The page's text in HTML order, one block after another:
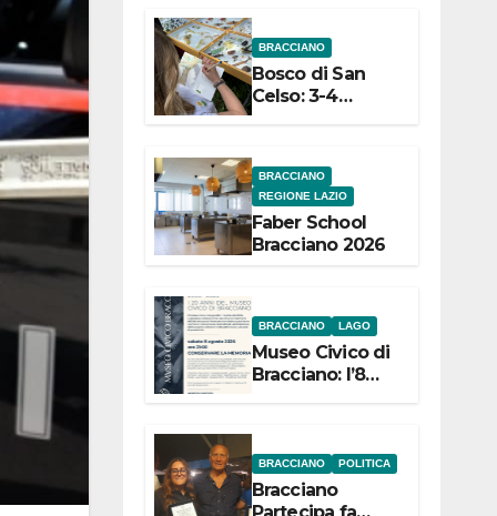
dell’Etruria
Meridionale
BRACCIANO
Bosco di San
Celso: 3-4
settembre
Festival “Storie
in cielo e in
terra”
BRACCIANO
REGIONE LAZIO
Faber School
Bracciano 2026
BRACCIANO LAGO
Museo Civico di
Bracciano: l’8
“Conservare la
memoria”
BRACCIANO POLITICA
Bracciano
Partecipa fa